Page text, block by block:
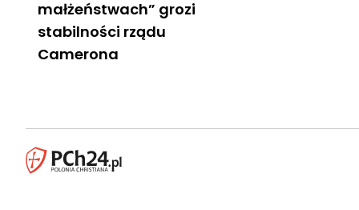
małżeństwach” grozi
stabilności rządu
Camerona